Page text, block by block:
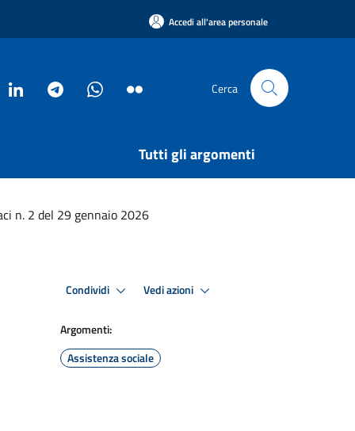
Accedi all'area personale
Cerca
Tutti gli argomenti
n. 2 del 29 gennaio 2026
Condividi Vedi azioni
Argomenti:
Assistenza sociale